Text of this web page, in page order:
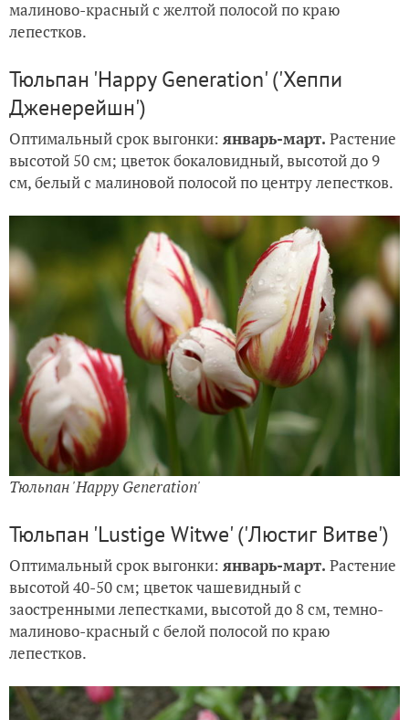
малиново-красный с желтой полосой по краю
лепестков.
Тюльпан 'Happy Generation' ('Хеппи
Дженерейшн')
Оптимальный срок выгонки: январь-март. Растение
высотой 50 см; цветок бокаловидный, высотой до 9
см, белый с малиновой полосой по центру лепестков.
Тюльпан 'Happy Generation'
Тюльпан 'Lustige Witwe' ('Люстиг Витве')
Оптимальный срок выгонки: январь-март. Растение
высотой 40-50 см; цветок чашевидный с
заостренными лепестками, высотой до 8 см, темно-
малиново-красный с белой полосой по краю
лепестков.